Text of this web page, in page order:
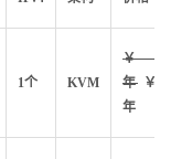
1个 KVM
￥
年 ￥
年